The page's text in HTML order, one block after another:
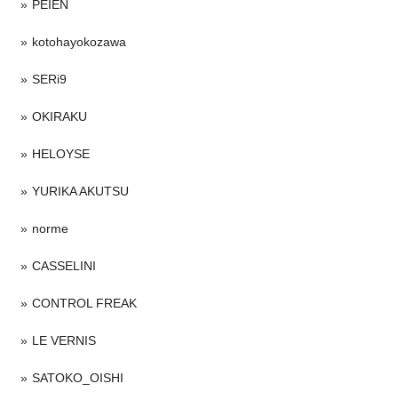
PEIEN
kotohayokozawa
SERi9
OKIRAKU
HELOYSE
YURIKA AKUTSU
norme
CASSELINI
CONTROL FREAK
LE VERNIS
SATOKO_OISHI